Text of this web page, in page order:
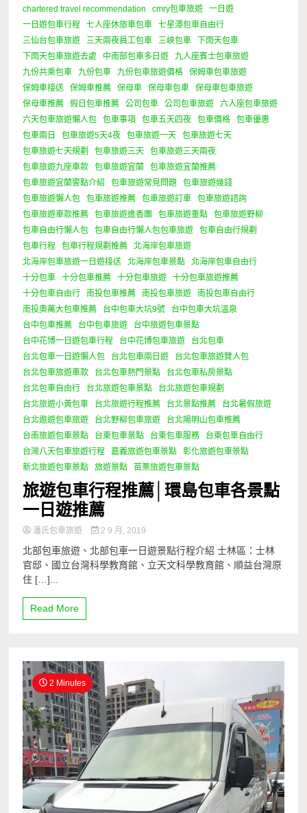
chartered travel recommendation
cmry包車旅遊
一日遊
一日遊包車行程
七人座休旅車包車
七星潭包車自由行
三仙台包車旅遊
三天兩夜員工包車 三峽包車
下雨天包車
下雨天包車旅遊去處
中南部包車多日遊
九人座賓士包車旅遊
九份共乘包車
九份包車 九份包車旅遊價格
保姆車包車旅遊
保姆車接送
保姆車推薦 保母車 保母車包車
保母車包車旅遊
保母車推薦
假日包車推薦 公司包車 公司包車旅遊
六人座包車旅遊
六天包車旅遊懶人包
包車事項 包車五天四夜 包車價格
包車優惠
包車兩日
包車旅遊5天4夜 包車旅遊一天
包車旅遊七天
包車旅遊七天規劃
包車旅遊三天
包車旅遊三天兩夜
包車旅遊九座車款
包車旅遊宜蘭
包車旅遊宜蘭推薦
包車旅遊宜蘭警點介紹
包車旅遊常見問題
包車旅遊幾錢
包車旅遊懶人包
包車旅遊推薦 包車旅遊訂車
包車旅遊諮詢
包車旅遊車款推薦
包車旅遊進香團 包車旅遊重點
包車旅遊野柳
包車自由行懶人包
包車自由行懶人包包車旅遊
包車自由行規劃
包車行程
包車行程規劃推薦
北海岸包車旅遊
北海岸包車旅遊一日遊接送
北海岸包車景點
北海岸包車自由行
十分包車
十分包車推薦 十分包車旅遊
十分包車旅遊推薦
十分包車自由行
南投包車推薦 南投包車旅遊
南投包車自由行
南投奧萬大包車推薦
台中包車大坑9號
台中包車大坑溫泉
台中包車推薦
台中包車旅遊
台中旅遊包車景點
台中花博一日遊包車行程
台中花博包車旅遊
台北包車
台北包車一日遊懶人包
台北包車兩日遊
台北包車旅遊覽人包
台北包車旅遊車款
台北包車熱門景點
台北包車私房景點
台北包車自由行
台北旅遊包車景點
台北旅遊包車規劃
台北旅遊小黃包車
台北旅遊行程推薦 台北景點推薦
台北暑假旅遊
台北遨遊包車旅遊
台北野柳包車旅遊
台北陽明山包車推薦
台南旅遊包車景點
台東包車景點 台東包車服務
台東包車自由行
台灣八天包車旅遊行程
嘉義旅遊包車景點
彰化旅遊包車景點
新北旅遊包車景點
旅遊景點 苗栗旅遊包車景點
旅遊包車行程推薦│環島包車各景點
一日遊推薦
潘氏包車旅遊 2 9 月, 2019
北部包車旅遊、北部包車一日遊景點行程介紹 士林區：士林
官邸、國立台灣科學教育館、立天文科學教育館、順益台灣原
住 […]...
Read More
2 Minutes